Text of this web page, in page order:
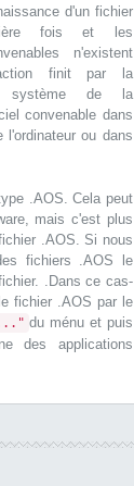
d'un fichier
fois et les
n'existent
finit par la
système de la
convenable dans
l'ordinateur ou dans
.AOS. Cela peut
mais c'est plus
.AOS. Si nous
fichiers .AOS le
.Dans ce cas-
fichier .AOS par le
du ménu et puis
des applications